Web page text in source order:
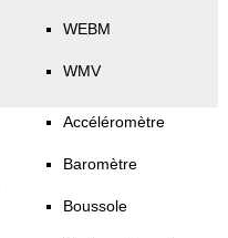
WEBM
WMV
Accéléromètre
Baromètre
Boussole